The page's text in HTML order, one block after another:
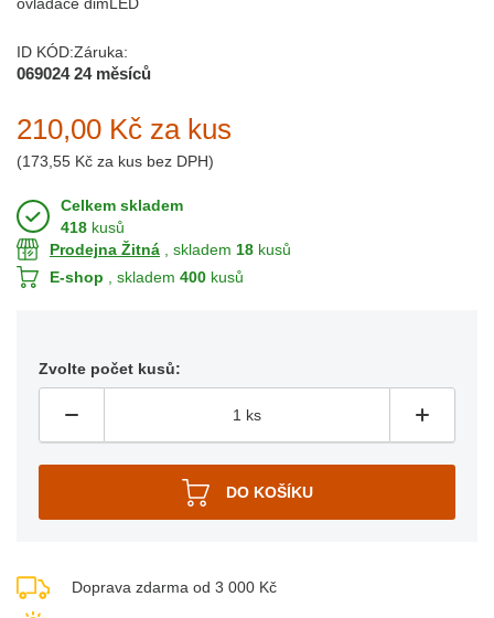
ovladače dimLED
ID KÓD:
069024
Záruka:
24 měsíců
210,00 Kč za kus
(173,55 Kč za kus bez DPH)
Celkem skladem
418 kusů
Prodejna Žitná , skladem 18 kusů
E-shop , skladem 400 kusů
Zvolte počet kusů:
Doprava zdarma od 3 000 Kč